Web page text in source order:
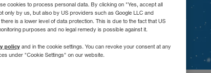
cookies to process personal data. By clicking on "Yes, accept all
only by us, but also by US providers such as Google LLC and
is a lower level of data protection. This is due to the fact that US
purposes and no legal remedy is possible against it.
policy and in the cookie settings. You can revoke your consent at any
under "Cookie Settings" on our website.